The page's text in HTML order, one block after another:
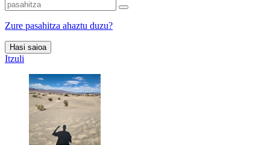
Zure pasahitza ahaztu duzu?
Hasi saioa
Itzuli